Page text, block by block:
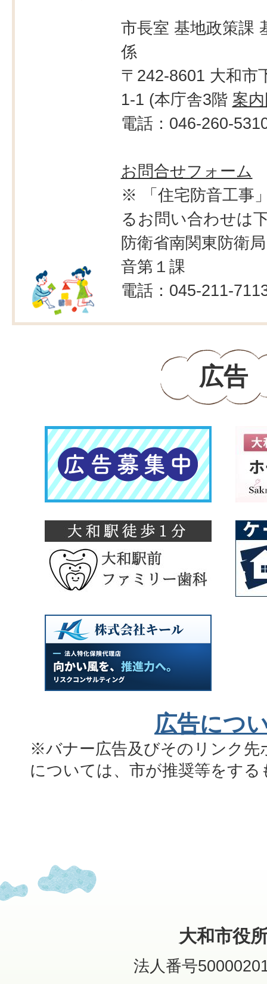
市長室 基地政策課
係
〒242-8601 大和市
1-1 (本庁舎3階 案
電話：046-260-
お問合せフォーム
※ 「住宅防音工事
るお問い合わせは
防衛省南関東防衛
音第１課
電話：045-211-
広告
広告につ
※バナー広告及びそのリンク先
については、市が推奨等をす
大和市役
法人番号